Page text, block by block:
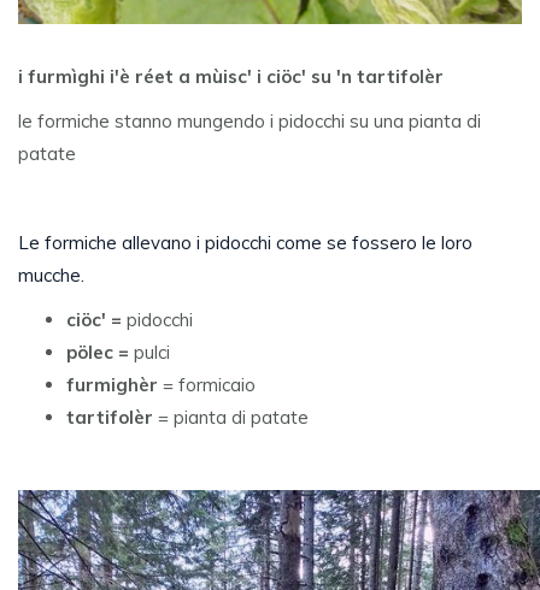
i furmìghi i'è réet a mùisc' i ciöc' su 'n tartifolèr
le formiche stanno mungendo i pidocchi su una pianta di
patate
Le formiche allevano i pidocchi come se fossero le loro
mucche.
ciöc' = pidocchi
pölec = pulci
furmighèr = formicaio
tartifolèr = pianta di patate